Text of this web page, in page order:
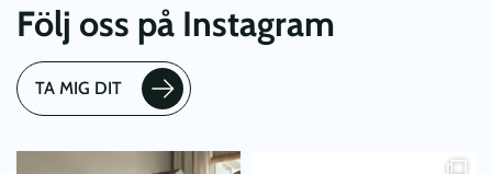
Följ oss på Instagram
TA MIG DIT